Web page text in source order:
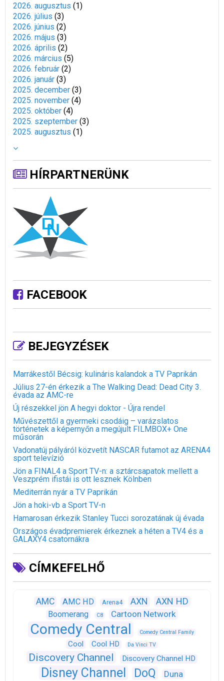
2026. augusztus (1)
2026. július (3)
2026. június (2)
2026. május (3)
2026. április (2)
2026. március (5)
2026. február (2)
2026. január (3)
2025. december (3)
2025. november (4)
2025. október (4)
2025. szeptember (3)
2025. augusztus (1)
HÍRPARTNERÜNK
FACEBOOK
BEJEGYZÉSEK
Marrákestől Bécsig: kulináris kalandok a TV Paprikán
Július 27-én érkezik a The Walking Dead: Dead City 3.
évada az AMC-re
Új részekkel jön A hegyi doktor - Újra rendel
Művészettől a gyermeki csodáig – varázslatos
történetek a képernyőn a megújult FILMBOX+ One
műsorán
Vadonatúj pályáról közvetít NASCAR futamot az ARENA4
sport televízió
Jön a FINAL4 a Sport TV-n: a sztárcsapatok mellett a
Veszprém ifistái is ott lesznek Kölnben
Mediterrán nyár a TV Paprikán
Jön a hoki-vb a Sport TV-n
Hamarosan érkezik Stanley Tucci sorozatának új évada
Országos évadpremierek érkeznek a héten a TV4 és a
GALAXY4 csatornákra
CÍMKEFELHŐ
AMC AMC HD Arena4 AXN AXN HD
Boomerang C8 Cartoon Network
Comedy Central Comedy Central Family
Cool Cool HD Da Vinci TV
Discovery Channel Discovery Channel HD
Disney Channel DoQ
Duna